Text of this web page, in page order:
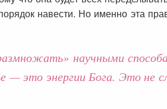
навести. Но именно эта
научными
— это энергии Бога. Это не